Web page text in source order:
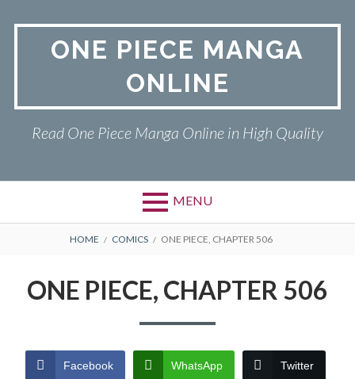
ONE PIECE MANGA
ONLINE
Read One Piece Manga Online in High Quality
MENU
Primary
ONE PIECE
TERMS AND
CONDITIONS
BREADCRUMBS
HOME COMICS ONE PIECE, CHAPTER 506
ONE PIECE, CHAPTER 506
Facebook WhatsApp Twitter